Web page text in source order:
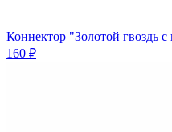
Коннектор "Золотой гвоздь с
160 ₽